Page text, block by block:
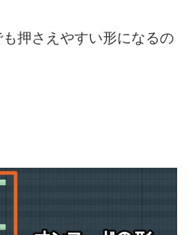
押さえやすい形になるの